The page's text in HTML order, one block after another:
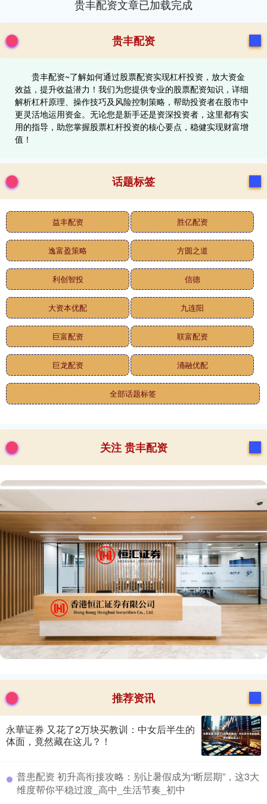
贵丰配资文章已加载完成
贵丰配资
贵丰配资~了解如何通过股票配资实现杠杆投资，放大资金
效益，提升收益潜力！我们为您提供专业的股票配资知识，详细
解析杠杆原理、操作技巧及风险控制策略，帮助投资者在股市中
更灵活地运用资金。无论您是新手还是资深投资者，这里都有实
用的指导，助您掌握股票杠杆投资的核心要点，稳健实现财富增
值！
话题标签
益丰配资 胜亿配资
逸富盈策略 方圆之道
利创智投 信德
大资本优配 九连阳
巨富配资 联富配资
巨龙配资 涌融优配
全部话题标签
关注 贵丰配资
推荐资讯
永華证券 又花了2万块买教训：中女后半生的
体面，竟然藏在这儿？！
​普患配资 初升高衔接攻略：别让暑假成为“断层期”，这3大
维度帮你平稳过渡_高中_生活节奏_初中